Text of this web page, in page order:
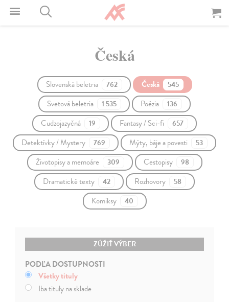
Česká
Slovenská beletria 762 Česká 545
Svetová beletria 1 535 Poézia 136
Cudzojazyčná 19 Fantasy / Sci-fi 657
Detektívky / Mystery 769 Mýty, báje a povesti 53
Životopisy a memoáre 309 Cestopisy 98
Dramatické texty 42 Rozhovory 58
Komiksy 40
ZÚŽIŤ VÝBER
PODĽA DOSTUPNOSTI
Všetky tituly
Iba tituly na sklade